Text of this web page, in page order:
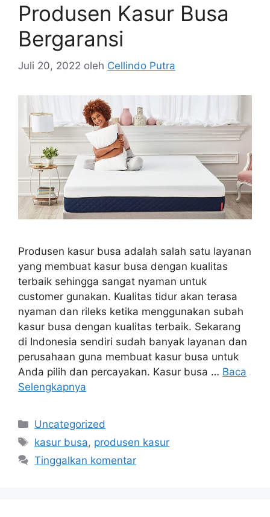
Produsen Kasur Busa
Bergaransi
Juli 20, 2022 oleh Cellindo Putra
Produsen kasur busa adalah salah satu layanan
yang membuat kasur busa dengan kualitas
terbaik sehingga sangat nyaman untuk
customer gunakan. Kualitas tidur akan terasa
nyaman dan rileks ketika menggunakan subah
kasur busa dengan kualitas terbaik. Sekarang
di Indonesia sendiri sudah banyak layanan dan
perusahaan guna membuat kasur busa untuk
Anda pilih dan percayakan. Kasur busa … Baca
Selengkapnya
Kategori
Uncategorized
Tag
kasur busa, produsen kasur
Tinggalkan komentar